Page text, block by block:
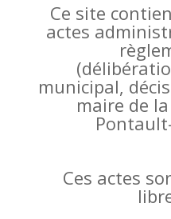
Ce site
actes
(
municipal,
maire de
Ces actes